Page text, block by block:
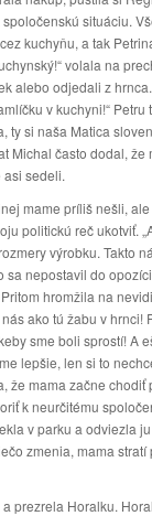
situáciu.
kuchyňu, a tak
volala na
alebo odjedali z
v kuchyni!“ Petru
ty si naša Matica
Michal často dodal, že
asi sedeli.
mame príliš nešli,
politickú reč ukotviť.
výrobku. Takto
sa nepostavil do
hromžila na
ako tú žabu v hrnci!
sme boli sprostí! A
lepšie, len si to
že mama začne chodiť
k neurčitému
v parku a odviezla
zmenia, mama stratí
prezrela Horalku.